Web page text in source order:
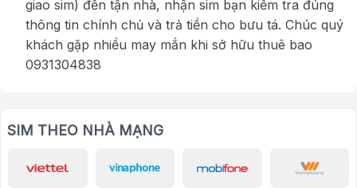
giao sim) đến tận nhà, nhận sim bạn kiểm tra đúng
thông tin chính chủ và trả tiền cho bưu tá. Chúc quý
khách gặp nhiều may mắn khi sở hữu thuê bao
0931304838
SIM THEO NHÀ MẠNG